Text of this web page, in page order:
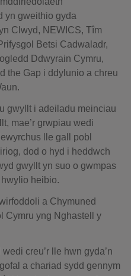
yn gweithio gyda
Clwyd, NEWICS, Tîm
Betsi Cadwaladr,
Ddwyrain Cymru,
the Gap i ddylunio a chreu
gwyllt i adeiladu meinciau
mae’r grwpiau wedi
lle gall pobl
dod o hyd i heddwch
gwyllt yn suo o gwmpas
hwylio heibio.
a Chymuned
Cymru yng Nghastell y
creu’r lle hwn gyda’n
a chariad sydd gennym